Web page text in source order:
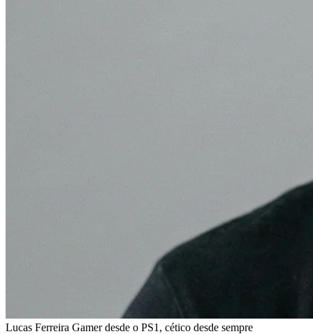
Lucas Ferreira Gamer desde o PS1, cético desde sempre